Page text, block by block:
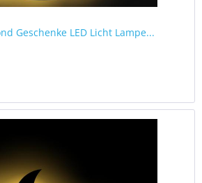
Geschenke LED Licht Lampe...